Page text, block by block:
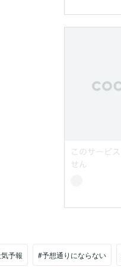
予報 #予想通りにならない